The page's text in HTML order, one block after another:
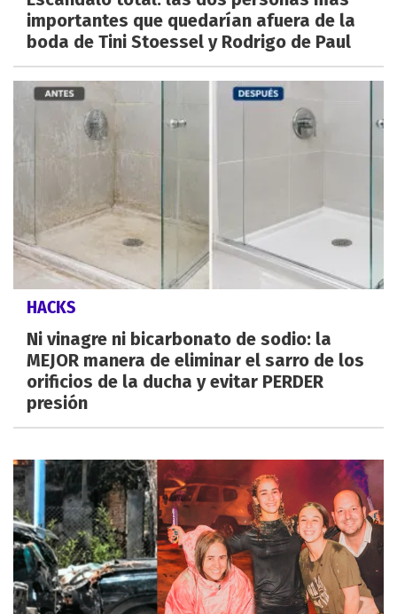
importantes que quedarían afuera de la
boda de Tini Stoessel y Rodrigo de Paul
HACKS
Ni vinagre ni bicarbonato de sodio: la
MEJOR manera de eliminar el sarro de los
orificios de la ducha y evitar PERDER
presión